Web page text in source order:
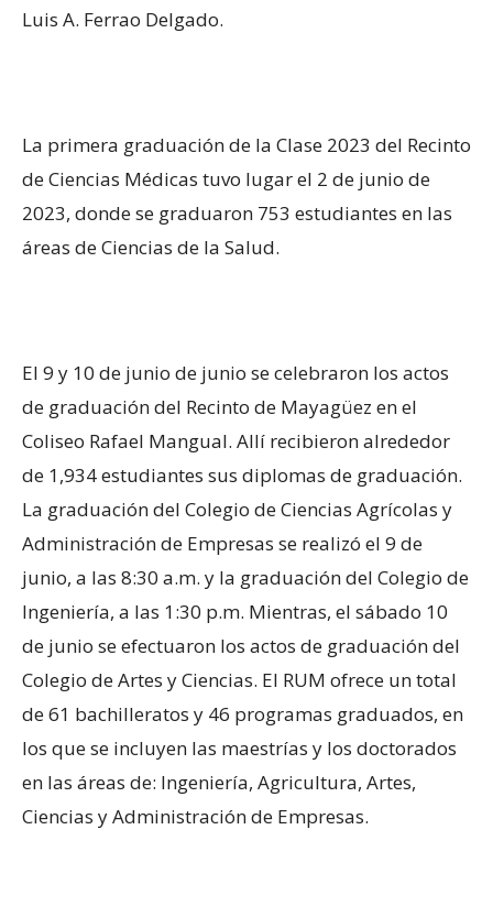
Luis A. Ferrao Delgado.
La primera graduación de la Clase 2023 del Recinto
de Ciencias Médicas tuvo lugar el 2 de junio de
2023, donde se graduaron 753 estudiantes en las
áreas de Ciencias de la Salud.
El 9 y 10 de junio de junio se celebraron los actos
de graduación del Recinto de Mayagüez en el
Coliseo Rafael Mangual. Allí recibieron alrededor
de 1,934 estudiantes sus diplomas de graduación.
La graduación del Colegio de Ciencias Agrícolas y
Administración de Empresas se realizó el 9 de
junio, a las 8:30 a.m. y la graduación del Colegio de
Ingeniería, a las 1:30 p.m. Mientras, el sábado 10
de junio se efectuaron los actos de graduación del
Colegio de Artes y Ciencias. El RUM ofrece un total
de 61 bachilleratos y 46 programas graduados, en
los que se incluyen las maestrías y los doctorados
en las áreas de: Ingeniería, Agricultura, Artes,
Ciencias y Administración de Empresas.